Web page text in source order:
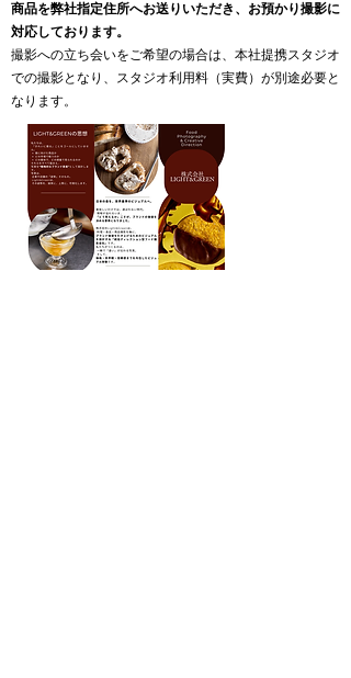
商品を弊社指定住所へお送りいただき、お預かり撮影に
対応しております。
撮影への立ち会いをご希望の場合は、本社提携スタジオ
での撮影となり、スタジオ利用料（実費）が別途必要と
なります。